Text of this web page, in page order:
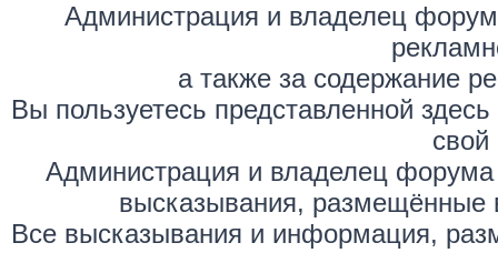
Администрация и владелец
а также за содержание
Вы пользуетесь представленной
свой
Администрация и владелец форума
высказывания, размещённые
Все высказывания и информация,